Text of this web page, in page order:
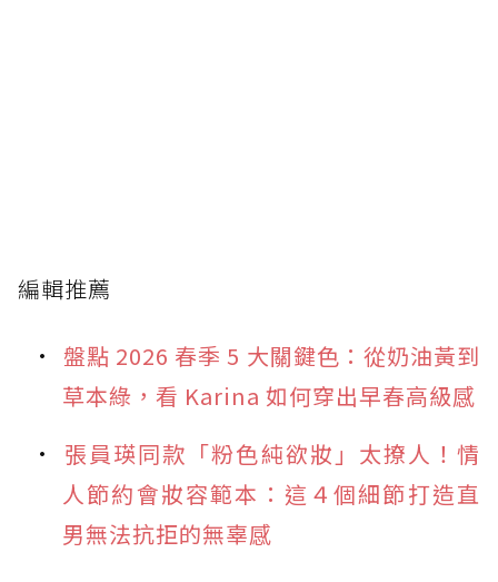
編輯推薦
盤點 2026 春季 5 大關鍵色：從奶油黃到
草本綠，看 Karina 如何穿出早春高級感
張員瑛同款「粉色純欲妝」太撩人！情
人節約會妝容範本：這４個細節打造直
男無法抗拒的無辜感